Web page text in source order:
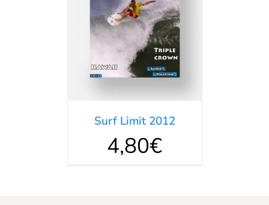
DETALLES
Surf Limit 2012
4,80€